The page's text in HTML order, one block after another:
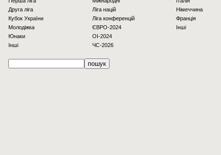
Друга ліга
Кубок України
Молодіжка
Юнаки
Інші
Ліга націй
Ліга конференцій
ЄВРО-2024
OI-2024
ЧС-2026
Німеччина
Франція
Інші